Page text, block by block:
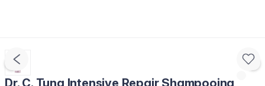
Dr. C. Tuna Intensive Repair Shampooing